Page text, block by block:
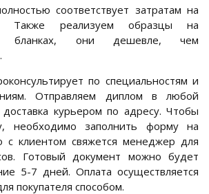
соответствует затратам на
Также реализуем образцы на
бланках, они дешевле, чем
по специальностям и
Отправляем диплом в любой
курьером по адресу. Чтобы
необходимо заполнить форму на
с клиентом свяжется менеджер для
Готовый документ можно будет
5-7 дней. Оплата осуществляется
покупателя способом.